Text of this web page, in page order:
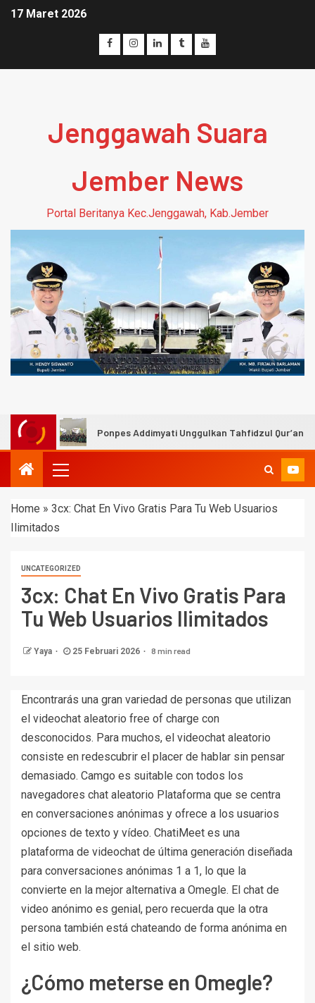
17 Maret 2026
Jenggawah Suara
Jember News
Portal Beritanya Kec.Jenggawah, Kab.Jember
Ponpes Addimyati Unggulkan Tahfidzul Qur’an
Home » 3cx: Chat En Vivo Gratis Para Tu Web Usuarios
Ilimitados
UNCATEGORIZED
3cx: Chat En Vivo Gratis Para
Tu Web Usuarios Ilimitados
Yaya 25 Februari 2026 8 min read
Encontrarás una gran variedad de personas que utilizan
el videochat aleatorio free of charge con
desconocidos. Para muchos, el videochat aleatorio
consiste en redescubrir el placer de hablar sin pensar
demasiado. Camgo es suitable con todos los
navegadores chat aleatorio Plataforma que se centra
en conversaciones anónimas y ofrece a los usuarios
opciones de texto y vídeo. ChatiMeet es una
plataforma de videochat de última generación diseñada
para conversaciones anónimas 1 a 1, lo que la
convierte en la mejor alternativa a Omegle. El chat de
video anónimo es genial, pero recuerda que la otra
persona también está chateando de forma anónima en
el sitio web.
¿Cómo meterse en Omegle?